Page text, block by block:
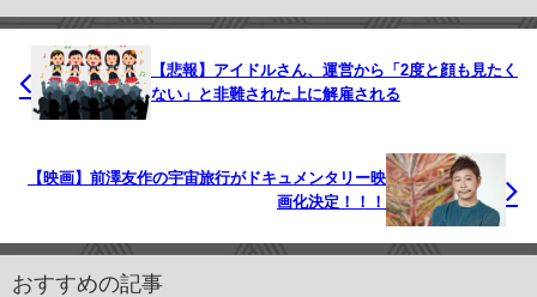
【悲報】アイドルさん、運営から「2度と顔も見たく
ない」と非難された上に解雇される
【映画】前澤友作の宇宙旅行がドキュメンタリー映
画化決定！！！
おすすめの記事